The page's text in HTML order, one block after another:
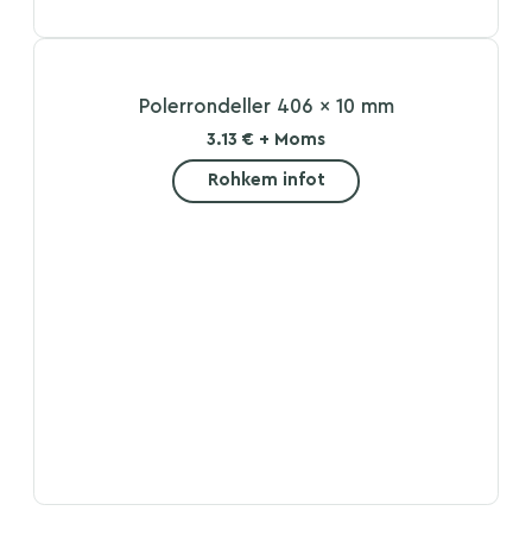
Polerrondeller 406 x 10 mm
3.13 € + Moms
Rohkem infot